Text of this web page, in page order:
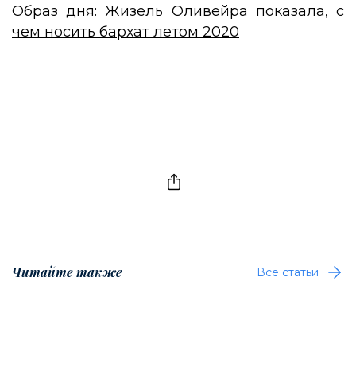
Образ дня: Жизель Оливейра показала, с
чем носить бархат летом 2020
Читайте также Все статьи